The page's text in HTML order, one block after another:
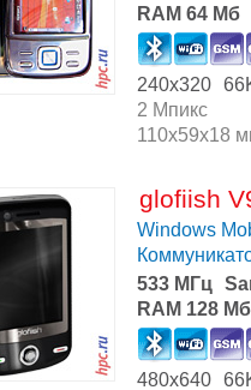
RAM 64 Мб
240x320
2 Мпикс
110x59x18
glofiish
Windows
533 МГц
RAM 128 Мб
480x640